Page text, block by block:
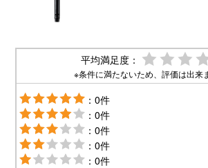
平均満足度：
※条件に満たないため、評価は出来
：0件
：0件
：0件
：0件
：0件